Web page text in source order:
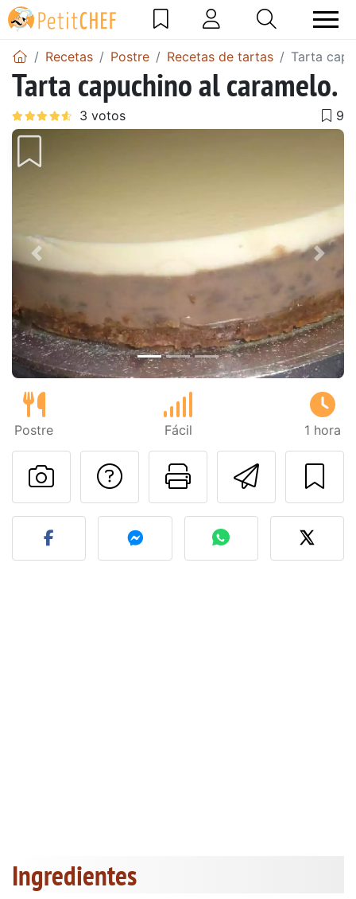
Recetas Postre Recetas de tartas Tarta
Tarta capuchino al caramelo.
Anterior
Postre Fácil 1 hora
Imprimir
Preguntar al autor
Publicar la foto de esta
Ingredientes